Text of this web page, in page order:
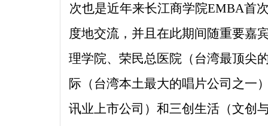
次也是近年来长江商学院EMBA首
度地交流，并且在此期间随重要嘉
理学院、荣民总医院（台湾最顶尖
际（台湾本土最大的唱片公司之一
讯业上市公司）和三创生活（文创